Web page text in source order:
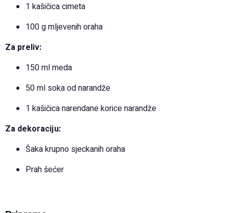
1 kašičica cimeta
100 g mljevenih oraha
Za preliv:
150 ml meda
50 ml soka od narandže
1 kašičica narendane korice narandže
Za dekoraciju:
Šaka krupno sjeckanih oraha
Prah šećer